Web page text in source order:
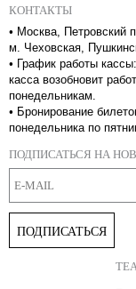
КОНТАКТЫ
• Москва, Петровский
м. Чеховская,
• График работы
касса возобновит
понедельникам.
• Бронирование
понедельника по
ПОДПИСАТЬСЯ НА
ПОДПИСАТЬСЯ